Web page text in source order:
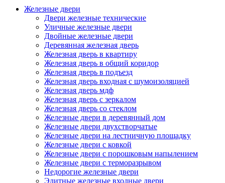
Железные двери
Двери железные технические
Уличные железные двери
Двойные железные двери
Деревянная железная дверь
Железная дверь в квартиру
Железная дверь в общий коридор
Железная дверь в подъезд
Железная дверь входная с шумоизоляцией
Железная дверь мдф
Железная дверь с зеркалом
Железная дверь со стеклом
Железные двери в деревянный дом
Железные двери двухстворчатые
Железные двери на лестничную площадку
Железные двери с ковкой
Железные двери с порошковым напылением
Железные двери с терморазрывом
Недорогие железные двери
Элитные железные входные двери